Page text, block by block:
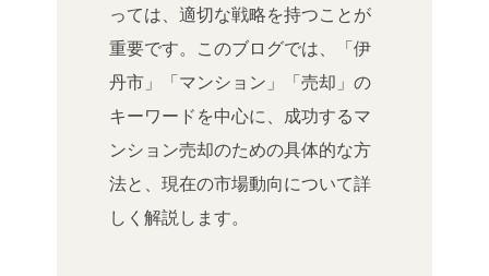
っては、適切な戦略を持つことが
重要です。このブログでは、「伊
丹市」「マンション」「売却」の
キーワードを中心に、成功するマ
ンション売却のための具体的な方
法と、現在の市場動向について詳
しく解説します。